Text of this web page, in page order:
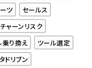
ツ
セールス
チャーンリスク
乗り換え
ツール選定
ドリブン